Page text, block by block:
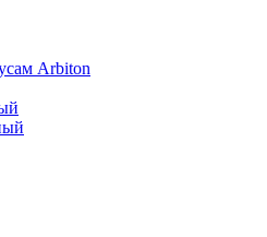
Arbiton